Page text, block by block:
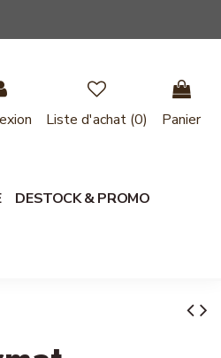
Liste d'achat (0) Panier
DESTOCK & PROMO